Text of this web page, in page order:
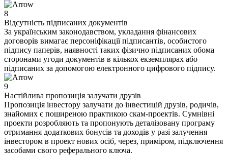
8
Відсутність підписаних документів
За українським законодавством, укладання фінансових
договорів вимагає персоніфікації підписантів, особистого
підпису паперів, наявності таких фізично підписаних обома
сторонами угоди документів в кількох екземплярах або
підписаних за допомогою електронного цифрового підпису.
9
Настійлива пропозиція залучати друзів
Пропозиція інвестору залучати до інвестицій друзів, родичів,
знайомих є поширеною практикою скам-проектів. Сумнівні
проекти розробляють та пропонують деталізовану програму
отримання додаткових бонусів та доходів у разі залучення
інвестором в проект нових осіб, через, приміром, підключення
засобами свого реферального ключа.